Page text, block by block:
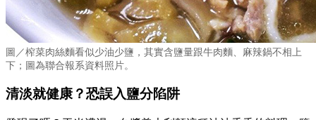
圖／榨菜肉絲麵看似少油少鹽，其實含鹽量跟牛肉麵、麻辣鍋不相上
下；圖為聯合報系資料照片。
清淡就健康？恐誤入鹽分陷阱